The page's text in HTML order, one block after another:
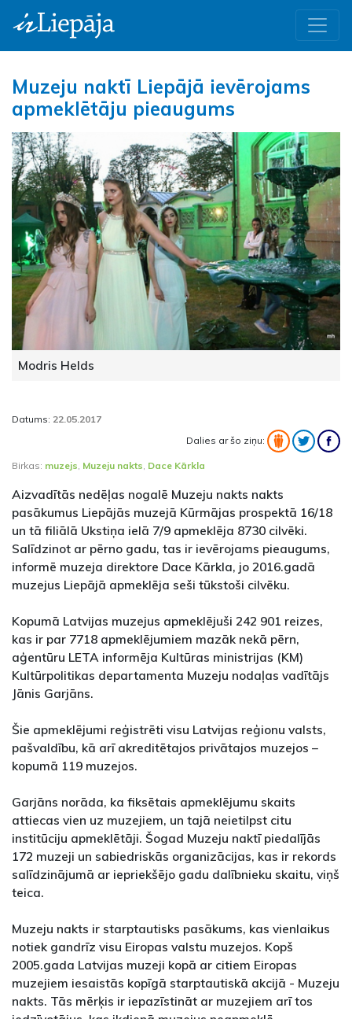
Muzeju naktī Liepājā ievērojams
apmeklētāju pieaugums
Modris Helds
Datums: 22.05.2017
Dalies ar šo ziņu:
Birkas: muzejs, Muzeju nakts, Dace Kārkla
Aizvadītās nedēļas nogalē Muzeju nakts nakts
pasākumus Liepājās muzejā Kūrmājas prospektā 16/18
un tā filiālā Ukstiņa ielā 7/9 apmeklēja 8730 cilvēki.
Salīdzinot ar pērno gadu, tas ir ievērojams pieaugums,
informē muzeja direktore Dace Kārkla, jo 2016.gadā
muzejus Liepājā apmeklēja seši tūkstoši cilvēku.
Kopumā Latvijas muzejus apmeklējuši 242 901 reizes,
kas ir par 7718 apmeklējumiem mazāk nekā pērn,
aģentūru LETA informēja Kultūras ministrijas (KM)
Kultūrpolitikas departamenta Muzeju nodaļas vadītājs
Jānis Garjāns.
Šie apmeklējumi reģistrēti visu Latvijas reģionu valsts,
pašvaldību, kā arī akreditētajos privātajos muzejos –
kopumā 119 muzejos.
Garjāns norāda, ka fiksētais apmeklējumu skaits
attiecas vien uz muzejiem, un tajā neietilpst citu
institūciju apmeklētāji. Šogad Muzeju naktī piedalījās
172 muzeji un sabiedriskās organizācijas, kas ir rekords
salīdzinājumā ar iepriekšējo gadu dalībnieku skaitu, viņš
teica.
Muzeju nakts ir starptautisks pasākums, kas vienlaikus
notiek gandrīz visu Eiropas valstu muzejos. Kopš
2005.gada Latvijas muzeji kopā ar citiem Eiropas
muzejiem iesaistās kopīgā starptautiskā akcijā - Muzeju
nakts. Tās mērķis ir iepazīstināt ar muzejiem arī tos